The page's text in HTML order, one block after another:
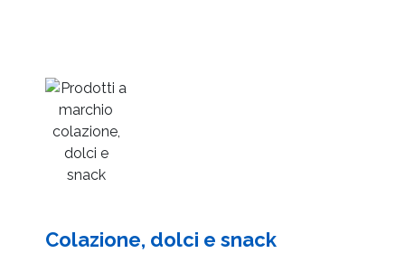
Colazione, dolci e snack